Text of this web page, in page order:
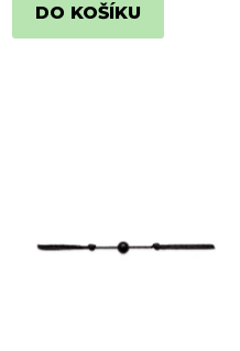
DO KOŠÍKU